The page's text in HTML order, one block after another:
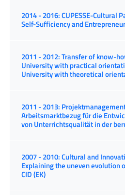
2014 - 2016: CUPESSE-Cultural
Self-Sufficiency and
2011 - 2012: Transfer of know-
University with practical
University with theoretical
2011 - 2013:
Arbeitsmarktbezug für die
von Unterrichtsqualität in der
2007 - 2010: Cultural and
Explaining the uneven evolution
CID (EK)